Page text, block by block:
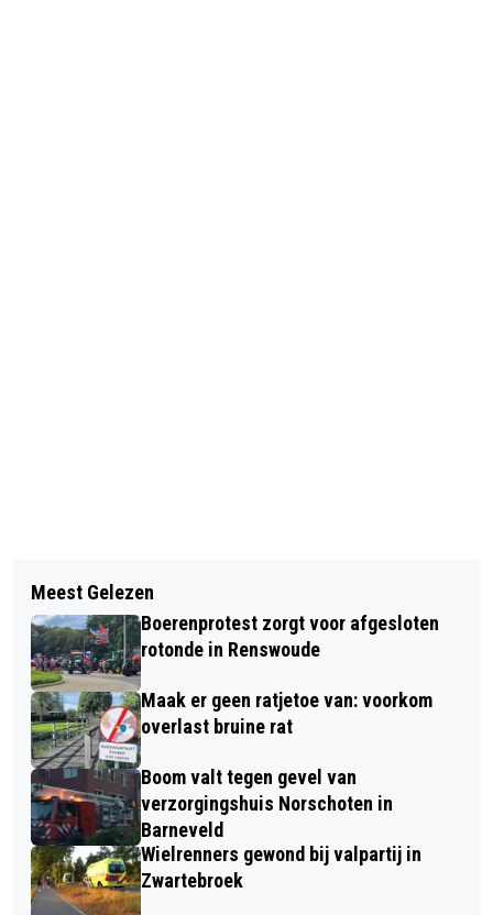
WEIDEVOGELBESCHERMERS GEZOCHT
KOM IN BEWEGING! BEWEEGROUTE
GEOPEND OP LONG- EN
CARDIOAFDELING VAN ZIEKENHUIS
GELDERSE VALLEI
Meest Gelezen
Boerenprotest zorgt voor afgesloten
rotonde in Renswoude
Maak er geen ratjetoe van: voorkom
overlast bruine rat
Boom valt tegen gevel van
verzorgingshuis Norschoten in
Barneveld
Wielrenners gewond bij valpartij in
Zwartebroek